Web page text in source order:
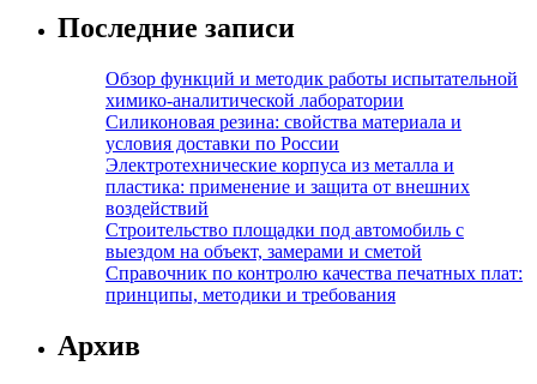
Последние записи
Обзор функций и методик работы испытательной
химико-аналитической лаборатории
Силиконовая резина: свойства материала и
условия доставки по России
Электротехнические корпуса из металла и
пластика: применение и защита от внешних
воздействий
Строительство площадки под автомобиль с
выездом на объект, замерами и сметой
Справочник по контролю качества печатных плат:
принципы, методики и требования
Архив